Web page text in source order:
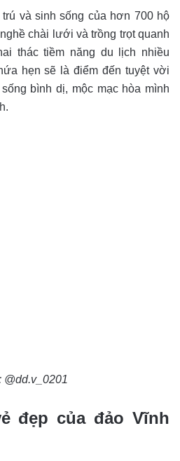
và sinh sống của hơn 700 hộ
chài lưới và trồng trọt quanh
thác tiềm năng du lịch nhiều
hẹn sẽ là điểm đến tuyệt vời
bình dị, mộc mạc hòa mình
@dd.v_0201
đẹp của đảo Vĩnh